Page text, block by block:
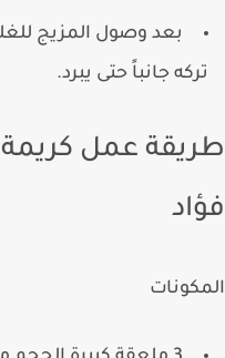
بعد وصول المزيج
جانباً حتى يبرد.
عمل كريمة